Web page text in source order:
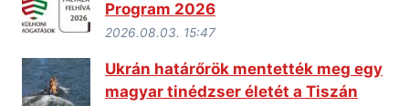
Program 2026
2026.08.03. 15:47
Ukrán határőrök mentették meg egy
magyar tinédzser életét a Tiszán